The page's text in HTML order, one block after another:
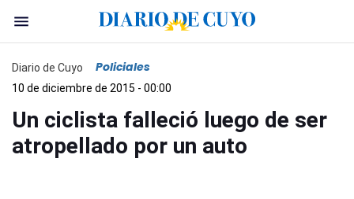
Diario de Cuyo Policiales
10 de diciembre de 2015 - 00:00
Un ciclista falleció luego de ser
atropellado por un auto